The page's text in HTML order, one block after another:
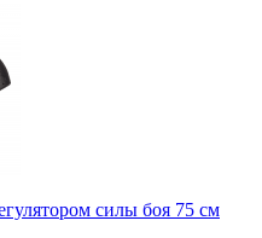
силы боя 75 см